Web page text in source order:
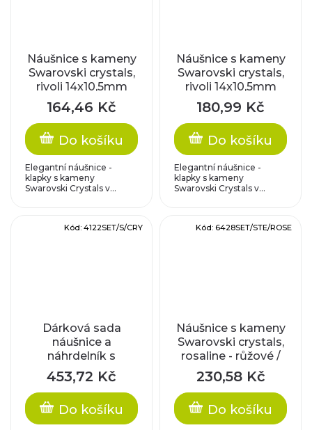
Náušnice s kameny
Swarovski crystals,
rivoli 14x10,5mm
164,46 Kč
Do košíku
Elegantní náušnice -
klapky s kameny
Swarovski Crystals v...
Náušnice s kameny
Swarovski crystals,
rivoli 14x10,5mm
180,99 Kč
Do košíku
Elegantní náušnice -
klapky s kameny
Swarovski Crystals v...
Dárková sada
náušnice a
náhrdelník s
kameny Swarovski
Crystals
453,72 Kč
Do košíku
Kód: 4122SET/S/CRY
Náušnice s kameny
Swarovski crystals,
rosaline - růžové /
komponenty z
nerez oceli
230,58 Kč
Do košíku
Kód: 6428SET/STE/ROSE